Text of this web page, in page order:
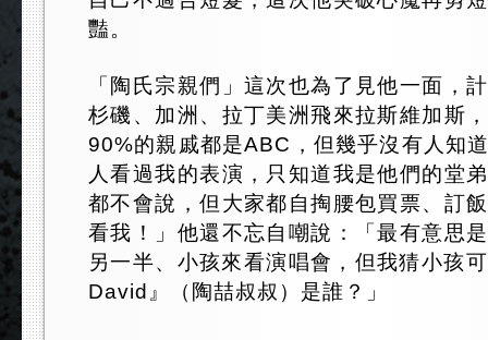
豔。
「陶氏宗親們」這次也為了見他一面，
杉磯、加洲、拉丁美洲飛來拉斯維加斯
90%的親戚都是ABC，但幾乎沒有人知
人看過我的表演，只知道我是他們的堂
都不會說，但大家都自掏腰包買票、訂
看我！」他還不忘自嘲說：「最有意思
另一半、小孩來看演唱會，但我猜小孩
David』（陶喆叔叔）是誰？」